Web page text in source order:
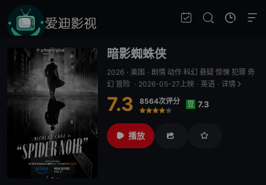
暗影蜘蛛侠
2026 · 美国 · 剧情 动作 科幻 悬疑 惊悚 犯罪 奇
幻 冒险 · 2026-05-27上映 · 英语 · 详情
7.3 8564次评分
很差
较差
还行推荐力荐
豆 7.3
播放